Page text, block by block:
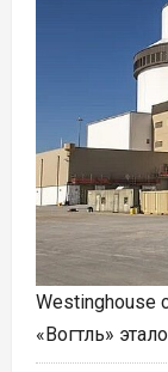
Westinghouse
«Вогтль»